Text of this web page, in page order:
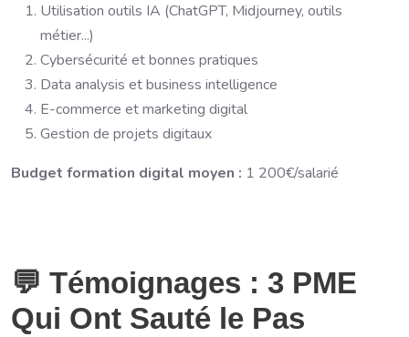
Utilisation outils IA (ChatGPT, Midjourney, outils
métier...)
Cybersécurité et bonnes pratiques
Data analysis et business intelligence
E-commerce et marketing digital
Gestion de projets digitaux
Budget formation digital moyen : 1 200€/salarié
💬 Témoignages : 3 PME
Qui Ont Sauté le Pas